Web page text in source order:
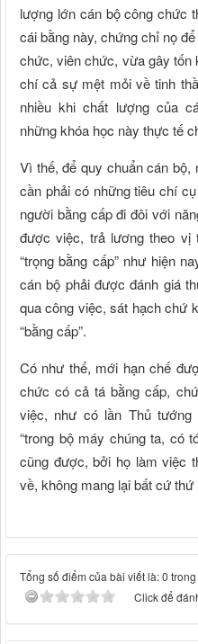
lượng lớn cán bộ công chức
cái bằng này, chứng chỉ nọ
chức, viên chức, vừa gây tốn
chí cả sự mệt mỏi về tinh
nhiều khi chất lượng của
những khóa học này thực tế
Vì thế, để quy chuẩn cán
cần phải có những tiêu chí
người bằng cấp đi đôi với
được việc, trả lương theo vị
“trọng bằng cấp” như hiện
cán bộ phải được đánh giá
qua công việc, sát hạch chứ
“bằng cấp”.
Có như thế, mới hạn chế
chức có cả tá bằng cấp,
việc, như có lần Thủ
“trong bộ máy chúng ta, có
cũng được, bởi họ làm việc
về, không mang lại bất cứ
Tổng số điểm của bài viết là: 0
Click để